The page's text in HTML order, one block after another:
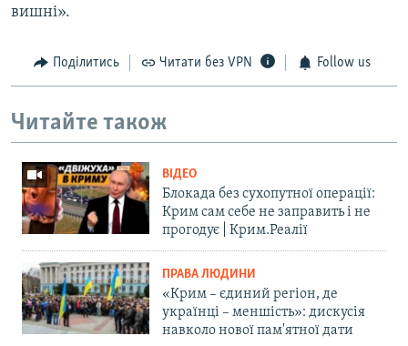
вишні».
Поділитись Читати без VPN Follow us
Читайте також
ВІДЕО
Блокада без сухопутної операції:
Крим сам себе не заправить і не
прогодує | Крим.Реалії
ПРАВА ЛЮДИНИ
«Крим – єдиний регіон, де
українці – меншість»: дискусія
навколо нової пам'ятної дати